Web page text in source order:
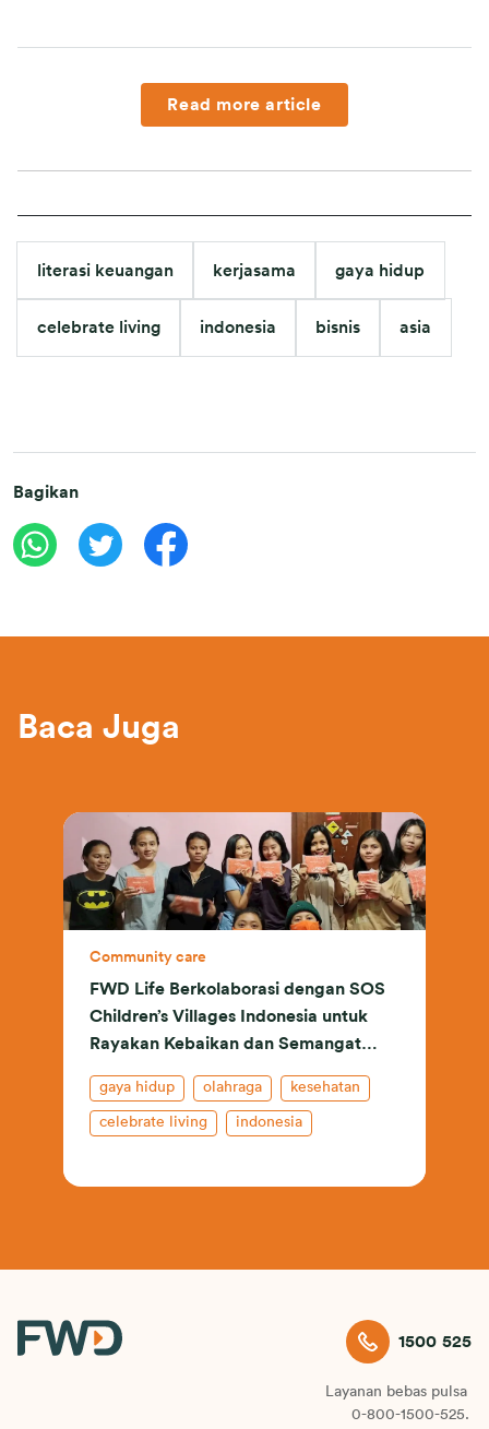
menciptakan pengalaman yang
personalized
karyawan di setiap generasi,
, dan lokasi geografis.
produktivitas dan kenyamanan karyawan akan meningkat
kesempatan untuk dapat bekerja di luar kantor, termasuk
dari rumah, dengan dilengkapi teknologi yang memadai.”
Read more article
literasi keuangan kerjasama gaya hidup
celebrate living indonesia bisnis asia
Bagikan
Baca Juga
Community care
FWD Life Berkolaborasi dengan SOS
Children’s Villages Indonesia untuk
Rayakan Kebaikan dan Semangat
Berbagi’
gaya hidup olahraga kesehatan
celebrate living indonesia
1500 525
Layanan bebas pulsa
0-800-1500-525.